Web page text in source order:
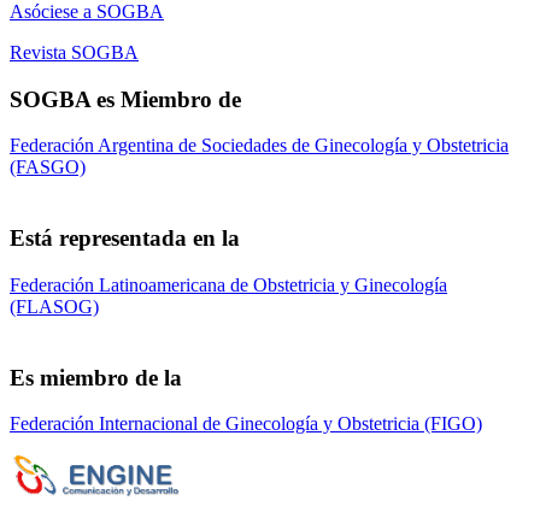
Asóciese a SOGBA
Revista SOGBA
SOGBA es Miembro de
Federación Argentina de Sociedades de Ginecología y Obstetricia
(FASGO)
Está representada en la
Federación Latinoamericana de Obstetricia y Ginecología
(FLASOG)
Es miembro de la
Federación Internacional de Ginecología y Obstetricia (FIGO)